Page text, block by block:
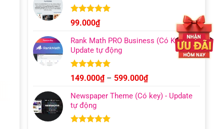
Được xếp
hạng 4.95
5 sao
99.000₫
Rank Math PRO Business (Có Key) –
Update tự động
Được xếp
hạng 5.00
5 sao
149.000₫ – 599.000₫Khoảng
từ
Newspaper Theme (Có key) - Update
tự động